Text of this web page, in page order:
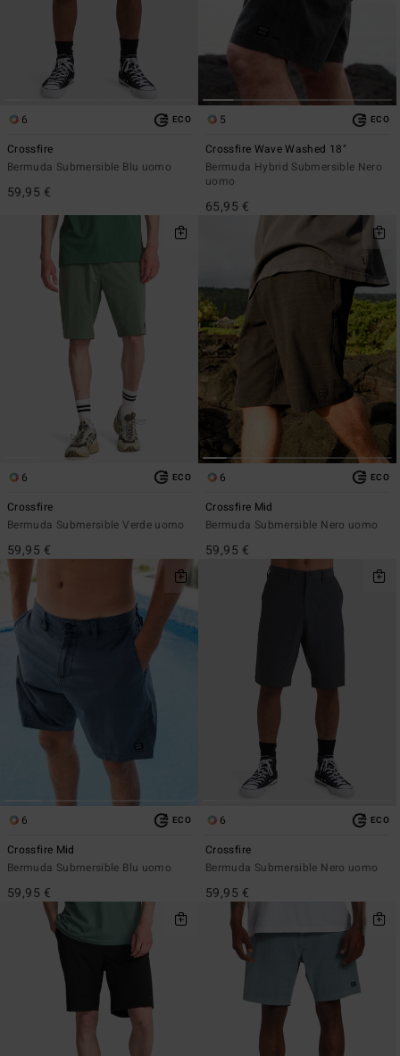
6 ECO
Crossfire
Bermuda Submersible Blu uomo
59,95 €
5 ECO
Crossfire Wave Washed 18"
Bermuda Hybrid Submersible Nero
uomo
65,95 €
6 ECO
Crossfire
Bermuda Submersible Verde uomo
59,95 €
6 ECO
Crossfire Mid
Bermuda Submersible Nero uomo
59,95 €
6 ECO
Crossfire Mid
Bermuda Submersible Blu uomo
59,95 €
6 ECO
Crossfire
Bermuda Submersible Nero uomo
59,95 €